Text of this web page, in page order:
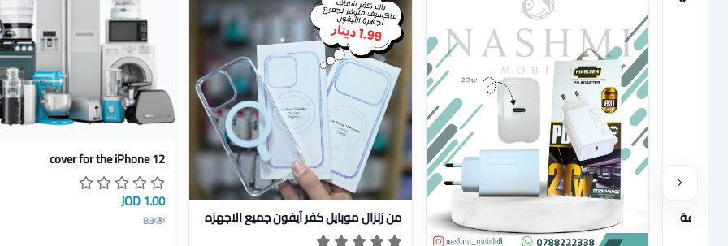
عرض تفاصيل من زلزال موبايل كفر آيفون جميع الاجهزه
من زلزال موبايل كفر آيفون جميع الاجهزه
عرض تفاصيل cover for the iPhone 12
cover for the iPhone 12
1.00 JOD
83